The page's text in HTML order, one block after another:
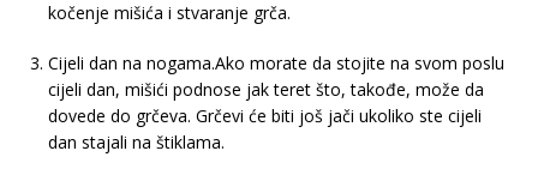
kočenje mišića i stvaranje grča.
Cijeli dan na nogama.Ako morate da stojite na svom poslu
cijeli dan, mišići podnose jak teret što, takođe, može da
dovede do grčeva. Grčevi će biti još jači ukoliko ste cijeli
dan stajali na štiklama.